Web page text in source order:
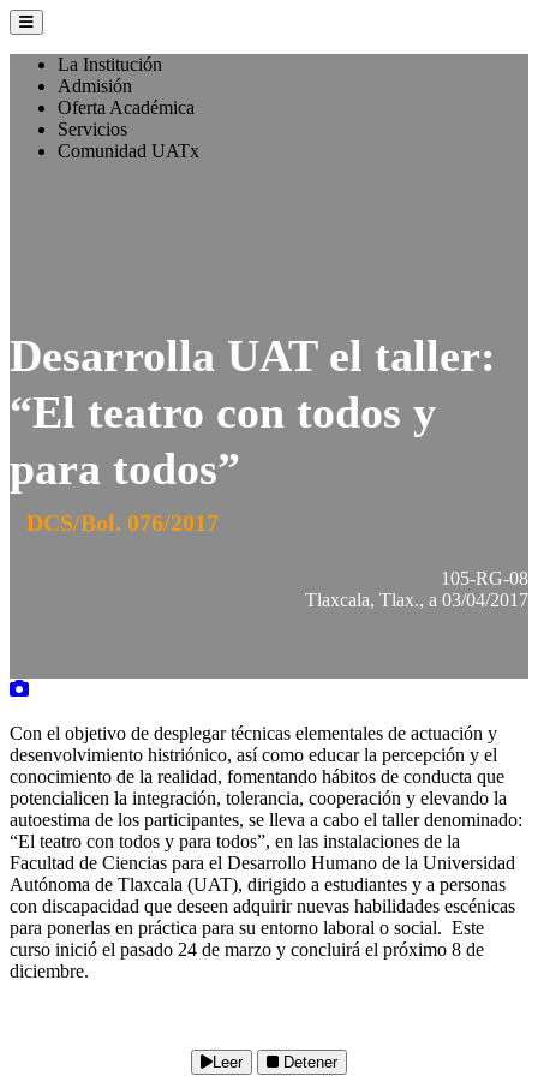
La Institución
Admisión
Oferta Académica
Servicios
Comunidad UATx
Desarrolla UAT el taller:
“El teatro con todos y
para todos”
DCS/Bol. 076/2017
105-RG-08
Tlaxcala, Tlax., a 03/04/2017
Con el objetivo de desplegar técnicas elementales de actuación y
desenvolvimiento histriónico, así como educar la percepción y el
conocimiento de la realidad, fomentando hábitos de conducta que
potencialicen la integración, tolerancia, cooperación y elevando la
autoestima de los participantes, se lleva a cabo el taller denominado:
“El teatro con todos y para todos”, en las instalaciones de la
Facultad de Ciencias para el Desarrollo Humano de la Universidad
Autónoma de Tlaxcala (UAT), dirigido a estudiantes y a personas
con discapacidad que deseen adquirir nuevas habilidades escénicas
para ponerlas en práctica para su entorno laboral o social. Este
curso inició el pasado 24 de marzo y concluirá el próximo 8 de
diciembre.
Leer Detener